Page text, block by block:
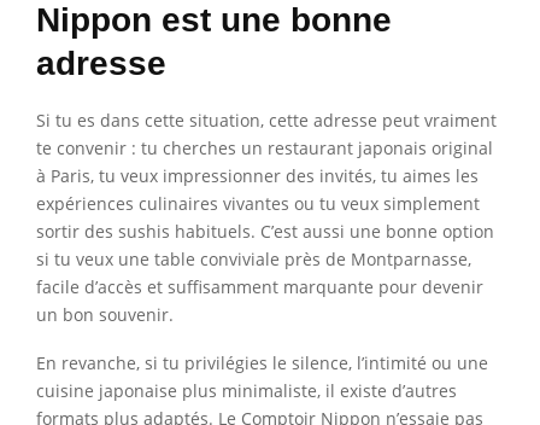
Nippon est une bonne
adresse
Si tu es dans cette situation, cette adresse peut vraiment
te convenir : tu cherches un restaurant japonais original
à Paris, tu veux impressionner des invités, tu aimes les
expériences culinaires vivantes ou tu veux simplement
sortir des sushis habituels. C’est aussi une bonne option
si tu veux une table conviviale près de Montparnasse,
facile d’accès et suffisamment marquante pour devenir
un bon souvenir.
En revanche, si tu privilégies le silence, l’intimité ou une
cuisine japonaise plus minimaliste, il existe d’autres
formats plus adaptés. Le Comptoir Nippon n’essaie pas